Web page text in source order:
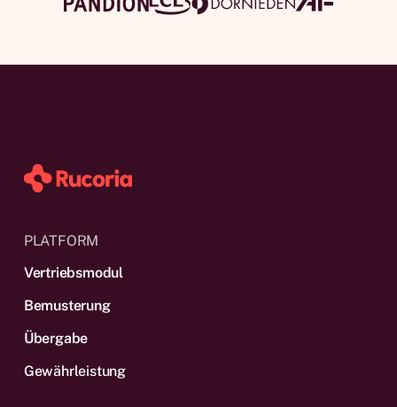
PLATFORM
Vertriebsmodul
Bemusterung
Übergabe
Gewährleistung